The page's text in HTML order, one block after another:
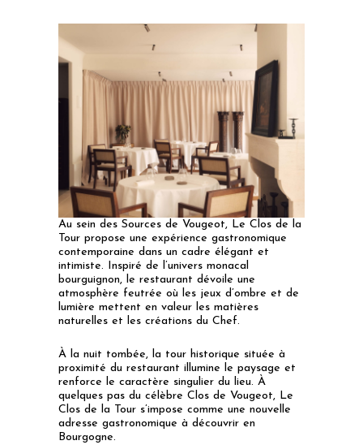
Au sein des Sources de Vougeot, Le Clos de la
Tour propose une expérience gastronomique
contemporaine dans un cadre élégant et
intimiste. Inspiré de l’univers monacal
bourguignon, le restaurant dévoile une
atmosphère feutrée où les jeux d’ombre et de
lumière mettent en valeur les matières
naturelles et les créations du Chef.
À la nuit tombée, la tour historique située à
proximité du restaurant illumine le paysage et
renforce le caractère singulier du lieu. À
quelques pas du célèbre Clos de Vougeot, Le
Clos de la Tour s’impose comme une nouvelle
adresse gastronomique à découvrir en
Bourgogne.